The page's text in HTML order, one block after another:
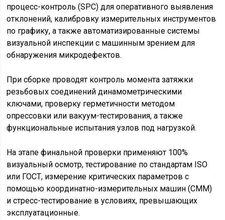
процесс-контроль (SPC) для оперативного выявления
отклонений, калибровку измерительных инструментов
по графику, а также автоматизированные системы
визуальной инспекции с машинным зрением для
обнаружения микродефектов.
При сборке проводят контроль момента затяжки
резьбовых соединений динамометрическими
ключами, проверку герметичности методом
опрессовки или вакуум-тестирования, а также
функциональные испытания узлов под нагрузкой.
На этапе финальной проверки применяют 100%
визуальный осмотр, тестирование по стандартам ISO
или ГОСТ, измерение критических параметров с
помощью координатно-измерительных машин (CMM)
и стресс-тестирование в условиях, превышающих
эксплуатационные.